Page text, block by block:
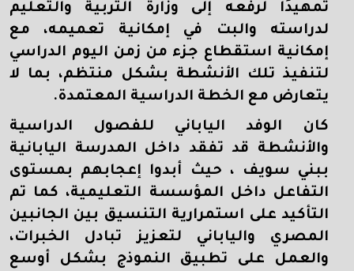
تمهيدًا لرفعه إلى وزارة التربية والتعليم
لدراسته والبت في إمكانية تعميمه، مع
إمكانية استقطاع جزء من زمن اليوم الدراسي
لتنفيذ تلك الأنشطة بشكل منتظم، بما لا
يتعارض مع الخطة الدراسية المعتمدة.
كان الوفد الياباني للفصول الدراسية
والأنشطة قد تفقد داخل المدرسة اليابانية
ببني سويف ، حيث أبدوا إعجابهم بمستوى
التفاعل داخل المؤسسة التعليمية، كما تم
التأكيد على استمرارية التنسيق بين الجانبين
المصري والياباني لتعزيز تبادل الخبرات،
والعمل على تطبيق النموذج بشكل أوسع